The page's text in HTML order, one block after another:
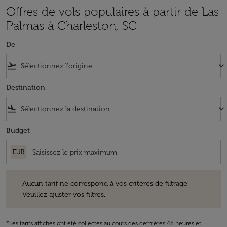
Offres de vols populaires à partir de Las
Palmas à Charleston, SC
De
flight_takeoff keyboard_arrow_down
Destination
flight_land keyboard_arrow_down
Budget
EUR
Aucun tarif ne correspond à vos critères de filtrage.
Veuillez ajuster vos filtres.
*Les tarifs affichés ont été collectés au cours des dernières 48 heures et